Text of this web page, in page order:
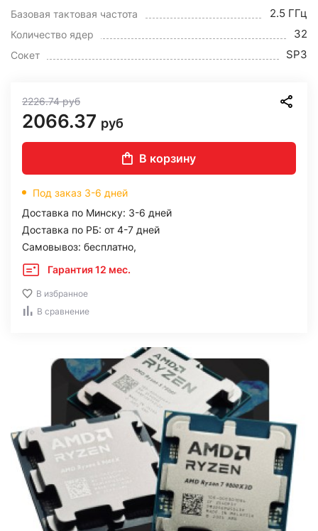
Базовая тактовая частота 2.5 ГГц
Количество ядер 32
Сокет SP3
2226.74руб
2066.37 руб
В корзину
Под заказ 3-6 дней
Доставка по Минску: 3-6 дней
Доставка по РБ: от 4-7 дней
Самовывоз: бесплатно,
Гарантия 12 мес.
В избранное
В сравнение